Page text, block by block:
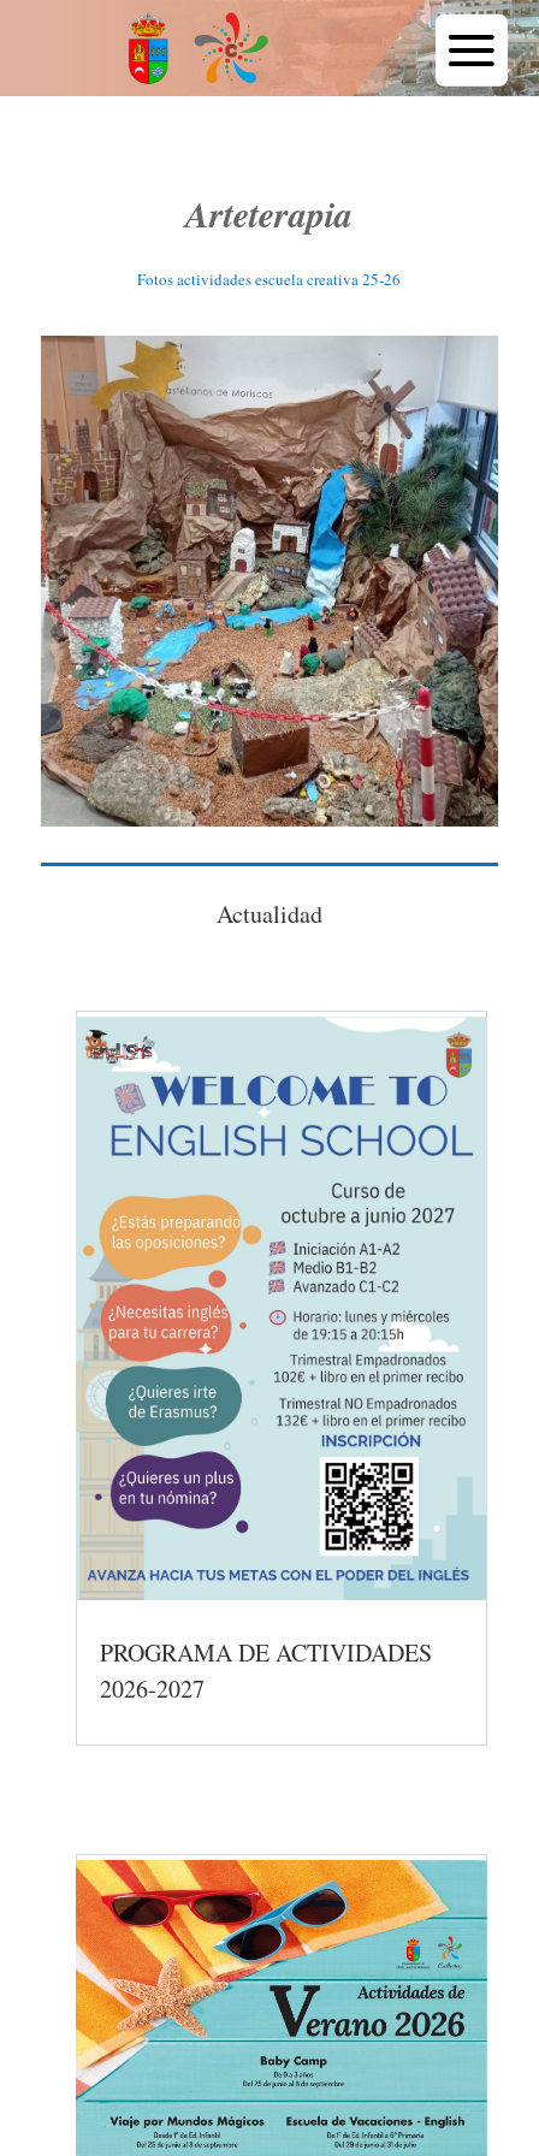
Arteterapia
Fotos actividades escuela creativa 25-26
Actualidad
PROGRAMA DE ACTIVIDADES
2026-2027